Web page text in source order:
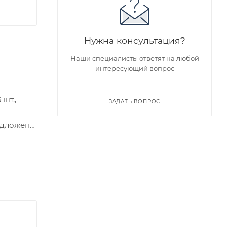
шт.,
Нужна консультация?
Наши специалисты ответят на любой
интересующий вопрос
ЗАДАТЬ ВОПРОС